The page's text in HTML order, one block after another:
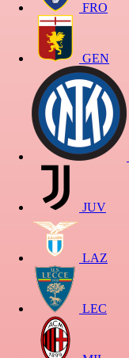
FRO
GEN
JUV
LAZ
LEC